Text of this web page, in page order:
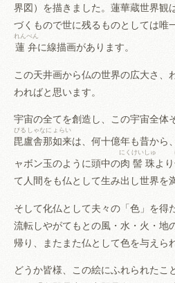
界図）を描きました。蓮華蔵世界観
づくもので世に残るものとしては唯
蓮弁
れんべん
に線描画があります。
この天井画から仏の世界の広大さ、
わればと思います。
宇宙の全てを創造し、この宇宙全体
毘盧舎那如来
びるしゃなにょらい
は、何十億年も昔から
ャボン玉のように頭中の肉髻珠
にくけいしゅ
より
て人間をも仏として生み出し世界を
そして化仏として夫々の「色」を得
流転しやがてもとの風・水・火・地
帰り、またまた仏として色を与えら
どうか皆様、この絵にふれられたこ